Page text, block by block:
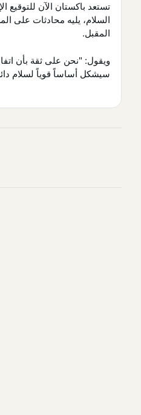
تستعد باكستان الآن للتوقيع
السلام، يليه محادثات على
المقبل.
ويقول: "نحن على ثقة بأن
سيشكل أساساً قوياً لسلام